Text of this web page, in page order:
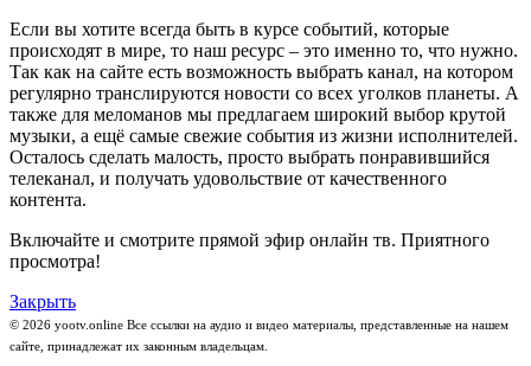
Если вы хотите всегда быть в курсе событий, которые
происходят в мире, то наш ресурс – это именно то, что нужно.
Так как на сайте есть возможность выбрать канал, на котором
регулярно транслируются новости со всех уголков планеты. А
также для меломанов мы предлагаем широкий выбор крутой
музыки, а ещё самые свежие события из жизни исполнителей.
Осталось сделать малость, просто выбрать понравившийся
телеканал, и получать удовольствие от качественного
контента.
Включайте и смотрите прямой эфир онлайн тв. Приятного
просмотра!
Закрыть
© 2026 yootv.online Все ссылки на аудио и видео материалы, представленные на нашем
сайте, принадлежат их законным владельцам.